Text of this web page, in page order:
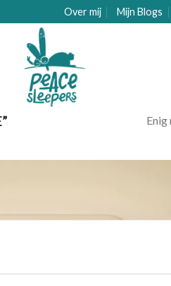
Over mij Mijn Blogs
Enig
Toevoegen